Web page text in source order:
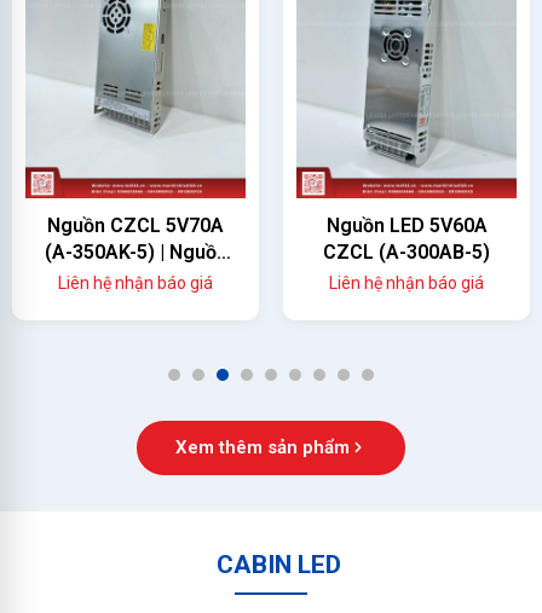
Nguồn CZCL 5V70A
(A-350AK-5) | Nguồn
Màn Hình LED 350W
Liên hệ nhận báo giá
Nguồn LED 5V60A
CZCL (A-300AB-5)
Liên hệ nhận báo giá
1 2 3 4 5 6 7 8 9
Xem thêm sản phẩm
CABIN LED